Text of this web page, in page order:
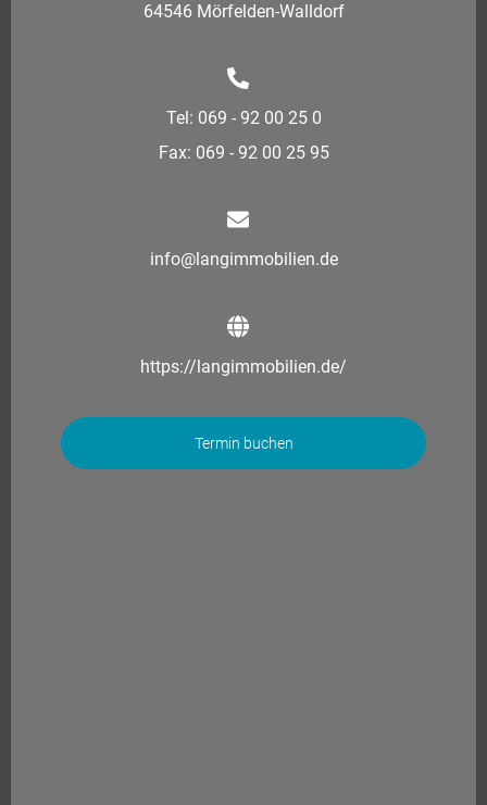
64546 Mörfelden-Walldorf
Tel: 069 - 92 00 25 0
Fax: 069 - 92 00 25 95
info@langimmobilien.de
https://langimmobilien.de/
Termin buchen